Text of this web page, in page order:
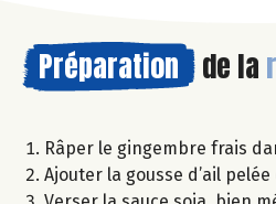
Préparation de la
Râper le gingembre frais
Ajouter la gousse d’ail